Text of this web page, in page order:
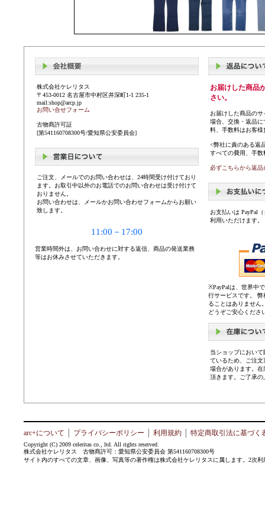
株式会社ケレリタス
〒453-0012 名古屋市中村区井深町1-1 235-1
mail:shop@arcp.jp
お問い合せフォーム
古物商許可証
[第541160708300号/愛知県公安委員会]
ご注文、メールでのお問い合わせは、24時間受け付けており
ます。お取引中以外のお電話でのお問い合わせは受け付けて
おりません。
お問い合わせは、メールかお問い合わせフォームからお願い
致します。
11:00－17:00
営業時間外は、お問い合わせに対する返信、商品の発送業務
等はお休みさせていただきます。
お届けした商品
さい。
お届けした商品の
場合、交換・返品
料、手数料はお客
<弊社に責のある返
すべての費用、手
必ずこちらから返
お支払いは PayPal
利用いただけます。
※PayPalは、世界中
行サービスです。
ることはありません
どうぞご安心くださ
当ショップにおい
ているため、ご注
場合があります。
頂きます。ご了承
arc+について プライバシーポリシー 利用規約 特定商取引法に基づく
Copyright (C) 2009 celeritas co., ltd. All rights reserved.
株式会社ケレリタス 古物商許可：愛知県公安委員会 第541160708300号
サイト内のすべての文章、画像、写真等の著作権は株式会社ケレリタスに属します。2次